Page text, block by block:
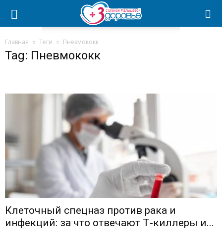
Главная Теги Пневмококк
Tag: Пневмококк
Клеточный спецназ против рака и
инфекций: за что отвечают Т-киллеры и...